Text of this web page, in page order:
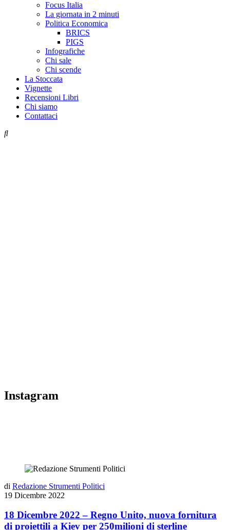
Focus Italia
La giornata in 2 minuti
Politica Economica
BRICS
PIGS
Infografiche
Chi sale
Chi scende
La Stoccata
Vignette
Recensioni Libri
Chi siamo
Contattaci
Instagram
di Redazione Strumenti Politici
19 Dicembre 2022
18 Dicembre 2022 – Regno Unito, nuova fornitura
di proiettili a Kiev per 250milioni di sterline